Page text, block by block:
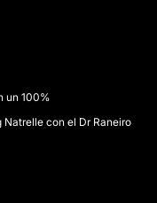
un 100%
Natrelle con el Dr Raneiro